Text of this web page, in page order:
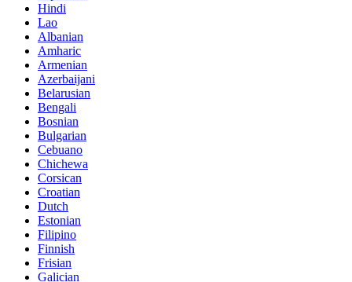
Hindi
Lao
Albanian
Amharic
Armenian
Azerbaijani
Belarusian
Bengali
Bosnian
Bulgarian
Cebuano
Chichewa
Corsican
Croatian
Dutch
Estonian
Filipino
Finnish
Frisian
Galician